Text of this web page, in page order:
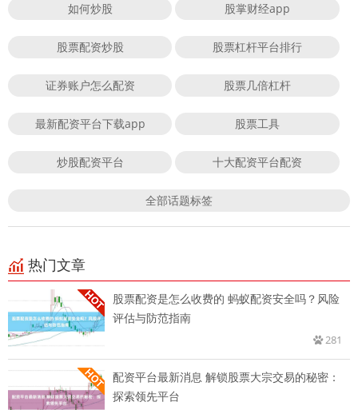
如何炒股 股掌财经app
股票配资炒股 股票杠杆平台排行
证券账户怎么配资 股票几倍杠杆
最新配资平台下载app 股票工具
炒股配资平台 十大配资平台配资
全部话题标签
热门文章
股票配资是怎么收费的 蚂蚁配资安全吗？风险
评估与防范指南
281
配资平台最新消息 解锁股票大宗交易的秘密：
探索领先平台